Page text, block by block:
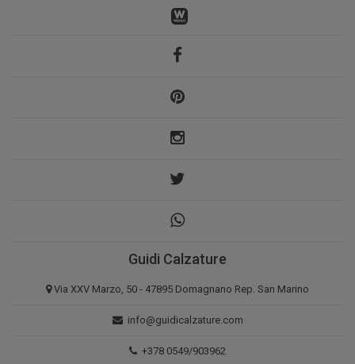
Guidi Calzature
Via XXV Marzo, 50 - 47895 Domagnano Rep. San Marino
info@guidicalzature.com
+378 0549/903962